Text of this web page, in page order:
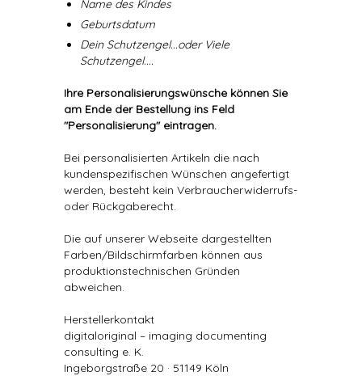
Name des Kindes
Geburtsdatum
Dein Schutzengel...oder Viele
Schutzengel....
Ihre Personalisierungswünsche können Sie
am Ende der Bestellung ins Feld
"Personalisierung" eintragen.
Bei personalisierten Artikeln die nach
kundenspezifischen Wünschen angefertigt
werden, besteht kein Verbraucherwiderrufs-
oder Rückgaberecht.
Die auf unserer Webseite dargestellten
Farben/Bildschirmfarben können aus
produktionstechnischen Gründen
abweichen.
Herstellerkontakt
digitaloriginal – imaging documenting
consulting e. K.
Ingeborgstraße 20 · 51149 Köln